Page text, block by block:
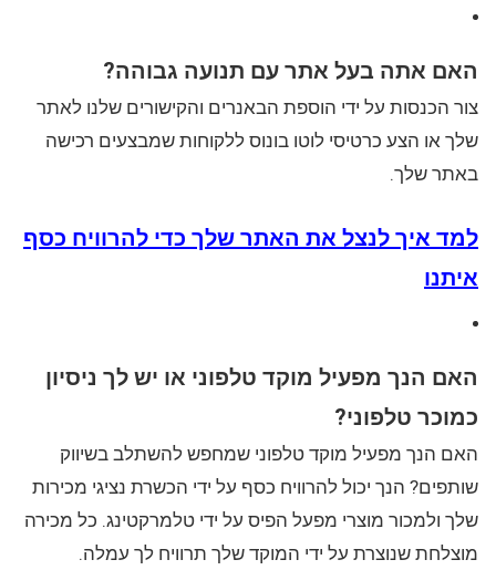
האם אתה בעל אתר עם תנועה גבוהה?
צור הכנסות על ידי הוספת הבאנרים והקישורים שלנו לאתר
שלך או הצע כרטיסי לוטו בונוס ללקוחות שמבצעים רכישה
באתר שלך.
למד איך לנצל את האתר שלך כדי להרוויח כסף
איתנו
האם הנך מפעיל מוקד טלפוני או יש לך ניסיון
כמוכר טלפוני?
האם הנך מפעיל מוקד טלפוני שמחפש להשתלב בשיווק
שותפים? הנך יכול להרוויח כסף על ידי הכשרת נציגי מכירות
שלך ולמכור מוצרי מפעל הפיס על ידי טלמרקטינג. כל מכירה
מוצלחת שנוצרת על ידי המוקד שלך תרוויח לך עמלה.